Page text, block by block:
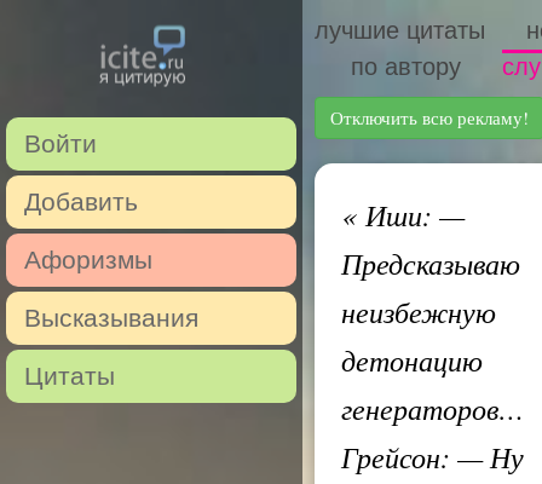
Войти
Добавить
Афоризмы
Высказывания
Цитаты
лучшие цитаты
по автору
Отключить всю рекламу!
«Иши: —
Предсказываю
неизбежную
детонацию
генераторов…
Грейсон: — Ну